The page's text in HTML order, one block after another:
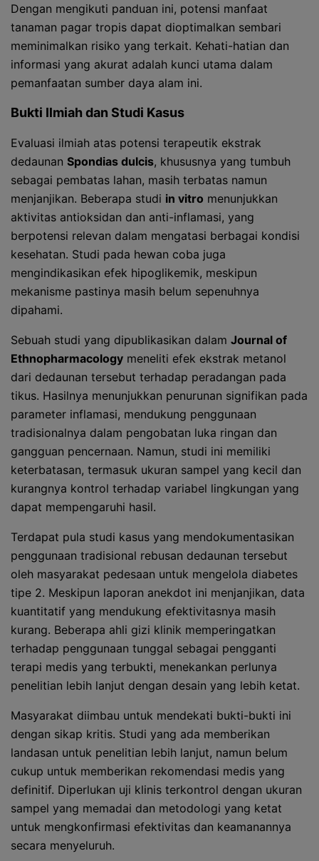
Dengan mengikuti panduan ini, potensi manfaat
tanaman pagar tropis dapat dioptimalkan sembari
meminimalkan risiko yang terkait. Kehati-hatian dan
informasi yang akurat adalah kunci utama dalam
pemanfaatan sumber daya alam ini.
Bukti Ilmiah dan Studi Kasus
Evaluasi ilmiah atas potensi terapeutik ekstrak
dedaunan Spondias dulcis, khususnya yang tumbuh
sebagai pembatas lahan, masih terbatas namun
menjanjikan. Beberapa studi in vitro menunjukkan
aktivitas antioksidan dan anti-inflamasi, yang
berpotensi relevan dalam mengatasi berbagai kondisi
kesehatan. Studi pada hewan coba juga
mengindikasikan efek hipoglikemik, meskipun
mekanisme pastinya masih belum sepenuhnya
dipahami.
Sebuah studi yang dipublikasikan dalam Journal of
Ethnopharmacology meneliti efek ekstrak metanol
dari dedaunan tersebut terhadap peradangan pada
tikus. Hasilnya menunjukkan penurunan signifikan pada
parameter inflamasi, mendukung penggunaan
tradisionalnya dalam pengobatan luka ringan dan
gangguan pencernaan. Namun, studi ini memiliki
keterbatasan, termasuk ukuran sampel yang kecil dan
kurangnya kontrol terhadap variabel lingkungan yang
dapat mempengaruhi hasil.
Terdapat pula studi kasus yang mendokumentasikan
penggunaan tradisional rebusan dedaunan tersebut
oleh masyarakat pedesaan untuk mengelola diabetes
tipe 2. Meskipun laporan anekdot ini menjanjikan, data
kuantitatif yang mendukung efektivitasnya masih
kurang. Beberapa ahli gizi klinik memperingatkan
terhadap penggunaan tunggal sebagai pengganti
terapi medis yang terbukti, menekankan perlunya
penelitian lebih lanjut dengan desain yang lebih ketat.
Masyarakat diimbau untuk mendekati bukti-bukti ini
dengan sikap kritis. Studi yang ada memberikan
landasan untuk penelitian lebih lanjut, namun belum
cukup untuk memberikan rekomendasi medis yang
definitif. Diperlukan uji klinis terkontrol dengan ukuran
sampel yang memadai dan metodologi yang ketat
untuk mengkonfirmasi efektivitas dan keamanannya
secara menyeluruh.